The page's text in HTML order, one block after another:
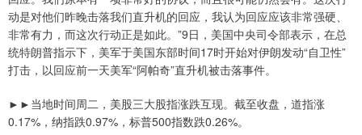
动是对他们昨晚击落我们直升机的回应，我认为回应应该非常强硬、
非常有力，而这次行动正是如此。”9日，美国中央司令部表示，在总
统特朗普指示下，美军于美国东部时间17时开始对伊朗发动“自卫性”
打击，以回应前一天美军“阿帕奇”直升机被击落事件。
►►当地时间周二，美股三大股指涨跌互现。截至收盘，道指涨
0.17%，纳指跌0.97%，标普500指数跌0.26%。